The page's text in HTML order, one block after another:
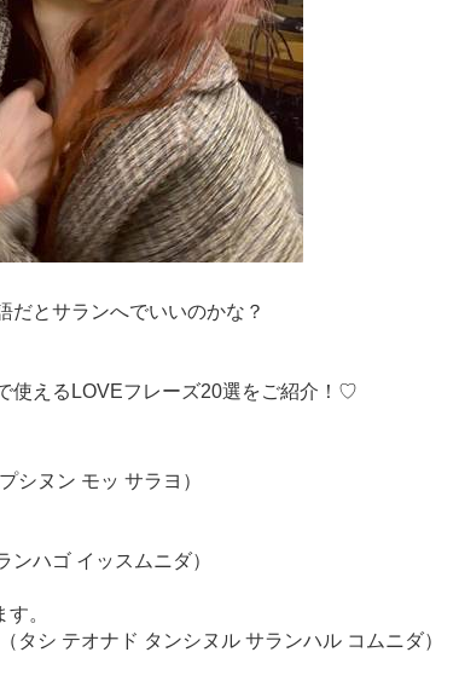
だとサランへでいいのかな？
使えるLOVEフレーズ20選をご紹介！♡
シヌン モッ サラヨ）
ンハゴ イッスムニダ）
。
タシ テオナド タンシヌル サランハル コムニダ）